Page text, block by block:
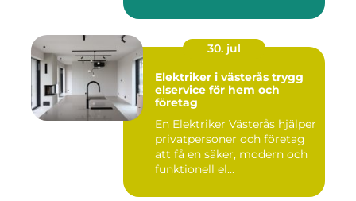
30. jul
Elektriker i västerås trygg
elservice för hem och
företag
En Elektriker Västerås hjälper
privatpersoner och företag
att få en säker, modern och
funktionell el...